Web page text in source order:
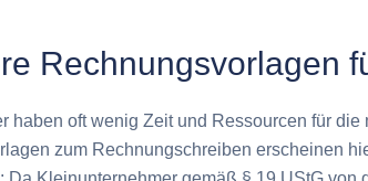
Rechnungsvorlagen
haben oft wenig Zeit und Ressourcen für
zum Rechnungschreiben erscheinen